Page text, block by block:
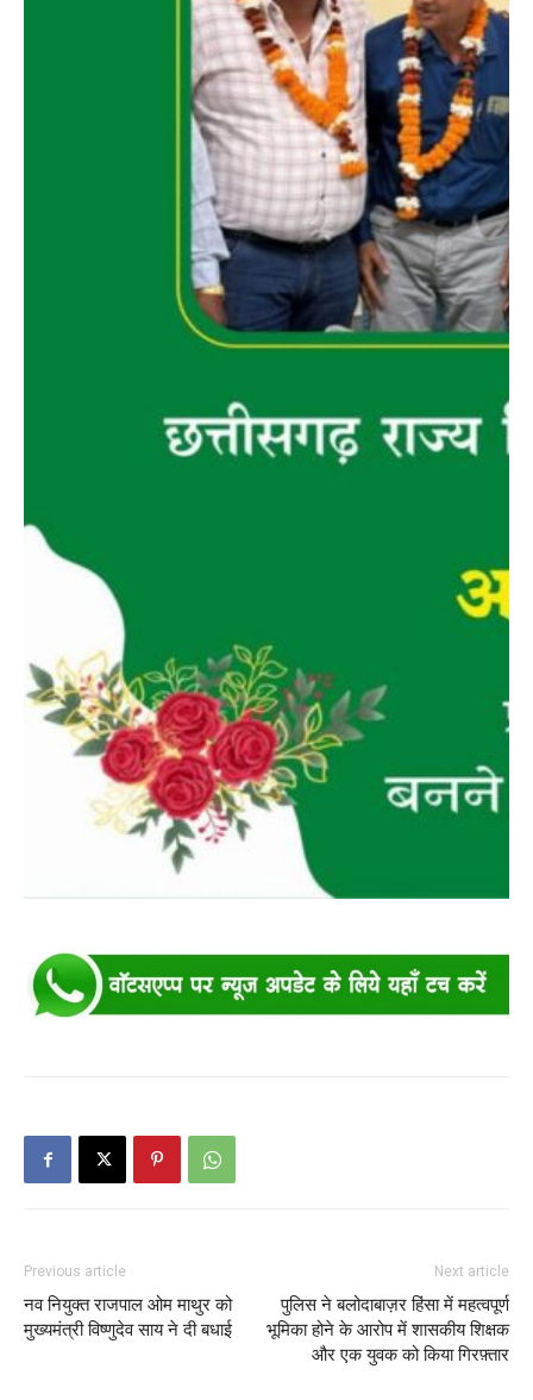
Previous article
नव नियुक्त राजपाल ओम माथुर को
मुख्यमंत्री विष्णुदेव साय ने दी बधाई
Next article
पुलिस ने बलोदाबाज़र हिंसा में महत्वपूर्ण
भूमिका होने के आरोप में शासकीय शिक्षक
और एक युवक को किया गिरफ़्तार